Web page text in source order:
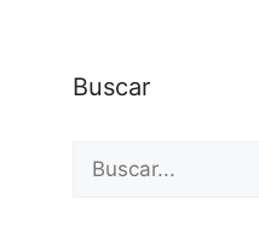
Buscar
Buscar: